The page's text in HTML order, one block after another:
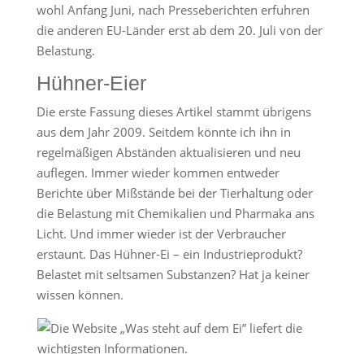
wohl Anfang Juni, nach Presseberichten erfuhren
die anderen EU-Länder erst ab dem 20. Juli von der
Belastung.
Hühner-Eier
Die erste Fassung dieses Artikel stammt übrigens
aus dem Jahr 2009. Seitdem könnte ich ihn in
regelmäßigen Abständen aktualisieren und neu
auflegen. Immer wieder kommen entweder
Berichte über Mißstände bei der Tierhaltung oder
die Belastung mit Chemikalien und Pharmaka ans
Licht. Und immer wieder ist der Verbraucher
erstaunt. Das Hühner-Ei – ein Industrieprodukt?
Belastet mit seltsamen Substanzen? Hat ja keiner
wissen können.